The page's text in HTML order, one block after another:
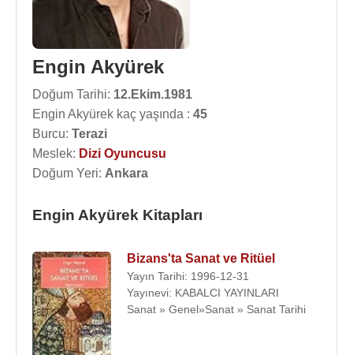
Engin Akyürek
Doğum Tarihi: 12.Ekim.1981
Engin Akyürek kaç yaşında : 45
Burcu: Terazi
Meslek: Dizi Oyuncusu
Doğum Yeri: Ankara
Engin Akyürek Kitapları
Bizans'ta Sanat ve Ritüel
Yayın Tarihi: 1996-12-31
Yayınevi: KABALCI YAYINLARI
Sanat » Genel»Sanat » Sanat Tarihi